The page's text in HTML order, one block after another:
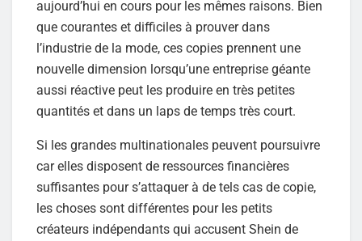
aujourd’hui en cours pour les mêmes raisons. Bien
que courantes et difficiles à prouver dans
l’industrie de la mode, ces copies prennent une
nouvelle dimension lorsqu’une entreprise géante
aussi réactive peut les produire en très petites
quantités et dans un laps de temps très court.
Si les grandes multinationales peuvent poursuivre
car elles disposent de ressources financières
suffisantes pour s’attaquer à de tels cas de copie,
les choses sont différentes pour les petits
créateurs indépendants qui accusent Shein de